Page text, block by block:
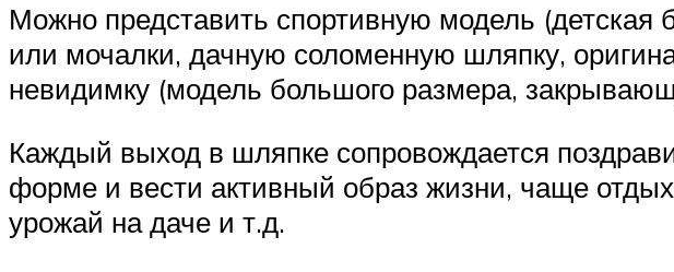
Можно представить спортивную модель (детская
или мочалки, дачную соломенную шляпку,
невидимку (модель большого размера,
Каждый выход в шляпке сопровождается
форме и вести активный образ жизни, чаще
урожай на даче и т.д.